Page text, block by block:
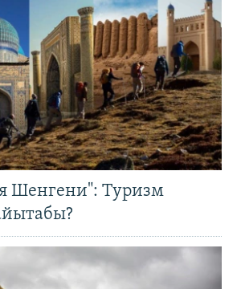
Шенгени": Туризм